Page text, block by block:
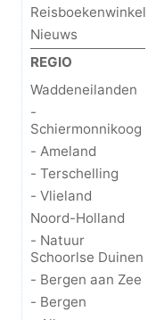
Reisboekenwinkel
Nieuws
REGIO
Waddeneilanden
-
Schiermonnikoog
- Ameland
- Terschelling
- Vlieland
Noord-Holland
- Natuur
Schoorlse Duinen
- Bergen aan Zee
- Bergen